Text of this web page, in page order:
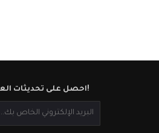
احصل على تحديثات العلامة التجارية والعروض الحصرية!